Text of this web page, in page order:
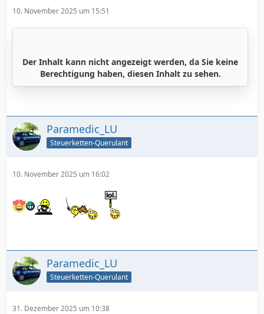
10. November 2025 um 15:51
Der Inhalt kann nicht angezeigt werden, da Sie keine
Berechtigung haben, diesen Inhalt zu sehen.
Paramedic_LU
Steuerketten-Querulant
10. November 2025 um 16:02
Paramedic_LU
Steuerketten-Querulant
31. Dezember 2025 um 10:38